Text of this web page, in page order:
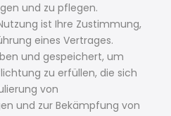
und zu pflegen.
ist Ihre Zustimmung,
eines Vertrages.
und gespeichert, um
zu erfüllen, die sich
von
und zur Bekämpfung von